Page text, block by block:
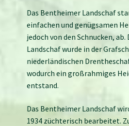
Das Bentheimer Landschaf
einfachen und genüg­samen
jedoch von den Schnucken,
Land­schaf wurde in der
nieder­ländischen
wodurch ein groß­rahmiges
entstand.
Das Bentheimer Landschaf
1934 züchterisch bearbeitet.